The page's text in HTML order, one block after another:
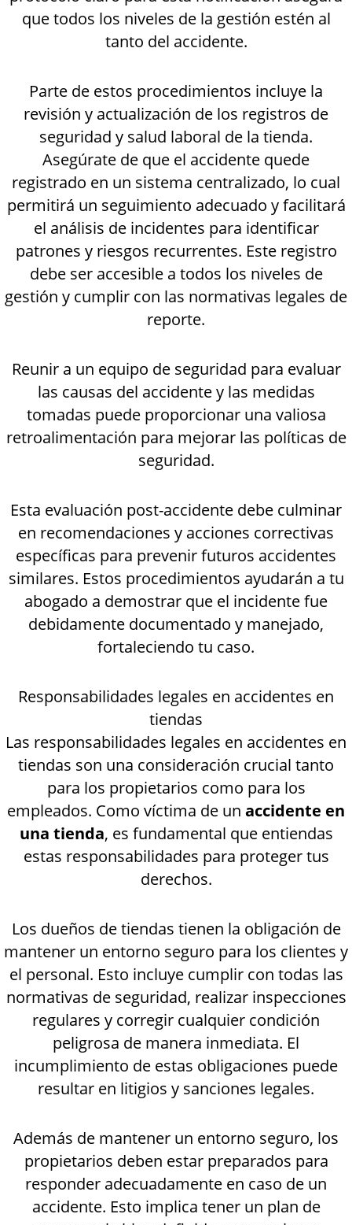
que todos los niveles de la gestión estén al
tanto del accidente.
Parte de estos procedimientos incluye la
revisión y actualización de los registros de
seguridad y salud laboral de la tienda.
Asegúrate de que el accidente quede
registrado en un sistema centralizado, lo cual
permitirá un seguimiento adecuado y facilitará
el análisis de incidentes para identificar
patrones y riesgos recurrentes. Este registro
debe ser accesible a todos los niveles de
gestión y cumplir con las normativas legales de
reporte.
Reunir a un equipo de seguridad para evaluar
las causas del accidente y las medidas
tomadas puede proporcionar una valiosa
retroalimentación para mejorar las políticas de
seguridad.
Esta evaluación post-accidente debe culminar
en recomendaciones y acciones correctivas
específicas para prevenir futuros accidentes
similares. Estos procedimientos ayudarán a tu
abogado a demostrar que el incidente fue
debidamente documentado y manejado,
fortaleciendo tu caso.
Responsabilidades legales en accidentes en
tiendas
Las responsabilidades legales en accidentes en
tiendas son una consideración crucial tanto
para los propietarios como para los
empleados. Como víctima de un accidente en
una tienda, es fundamental que entiendas
estas responsabilidades para proteger tus
derechos.
Los dueños de tiendas tienen la obligación de
mantener un entorno seguro para los clientes y
el personal. Esto incluye cumplir con todas las
normativas de seguridad, realizar inspecciones
regulares y corregir cualquier condición
peligrosa de manera inmediata. El
incumplimiento de estas obligaciones puede
resultar en litigios y sanciones legales.
Además de mantener un entorno seguro, los
propietarios deben estar preparados para
responder adecuadamente en caso de un
accidente. Esto implica tener un plan de